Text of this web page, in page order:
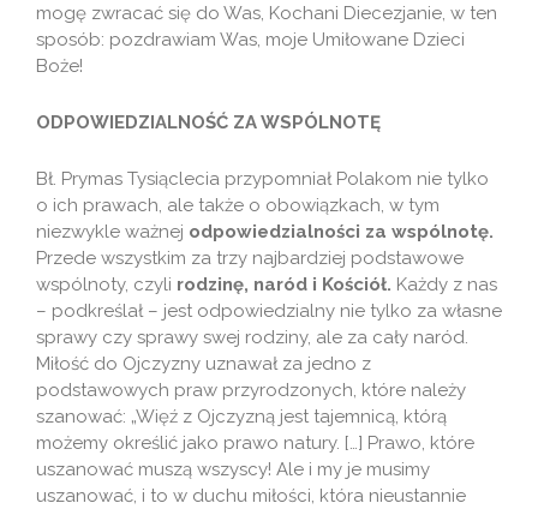
mogę zwracać się do Was, Kochani Diecezjanie, w ten
sposób: pozdrawiam Was, moje Umiłowane Dzieci
Boże!
ODPOWIEDZIALNOŚĆ ZA WSPÓLNOTĘ
Bł. Prymas Tysiąclecia przypomniał Polakom nie tylko
o ich prawach, ale także o obowiązkach, w tym
niezwykle ważnej odpowiedzialności za wspólnotę.
Przede wszystkim za trzy najbardziej podstawowe
wspólnoty, czyli rodzinę, naród i Kościół. Każdy z nas
– podkreślał – jest odpowiedzialny nie tylko za własne
sprawy czy sprawy swej rodziny, ale za cały naród.
Miłość do Ojczyzny uznawał za jedno z
podstawowych praw przyrodzonych, które należy
szanować: „Więź z Ojczyzną jest tajemnicą, którą
możemy określić jako prawo natury. […] Prawo, które
uszanować muszą wszyscy! Ale i my je musimy
uszanować, i to w duchu miłości, która nieustannie